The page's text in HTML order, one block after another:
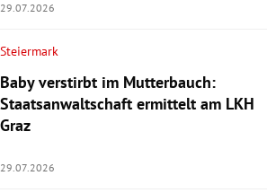
29.07.2026
Steiermark
Baby verstirbt im Mutterbauch:
Staatsanwaltschaft ermittelt am LKH
Graz
29.07.2026